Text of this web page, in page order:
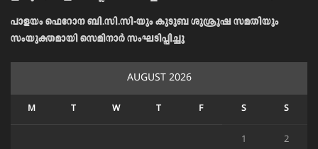
പാളയം ഫെറോന ബി.സി.സി-യും കുടുബ ശുശ്രൂഷ സമതിയും
സംയുക്തമായി സെമിനാർ സംഘടിപ്പിച്ചു
AUGUST 2026
M T W T F S S
1 2